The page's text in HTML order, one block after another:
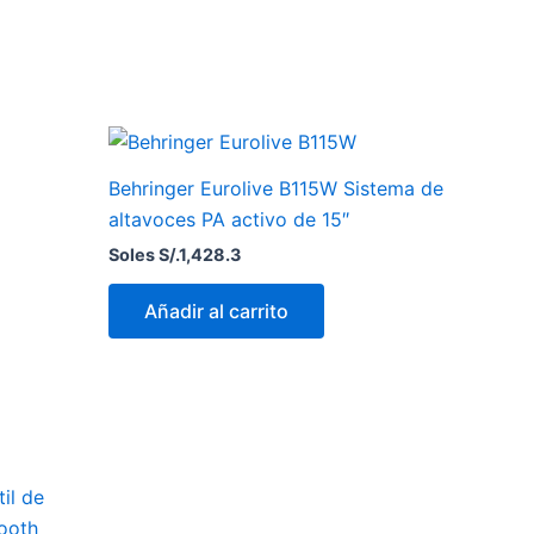
de
Behringer Eurolive B115W Sistema de
altavoces PA activo de 15″
Soles S/.1,428.3
Añadir al carrito